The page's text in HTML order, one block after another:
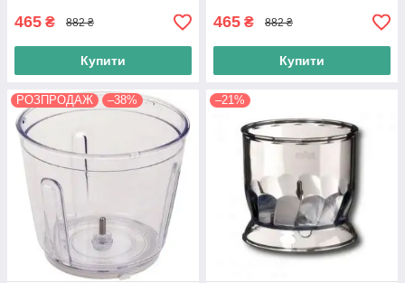
465 ₴ 882 ₴
Купити
465 ₴ 882 ₴
Купити
РОЗПРОДАЖ –38% –21%